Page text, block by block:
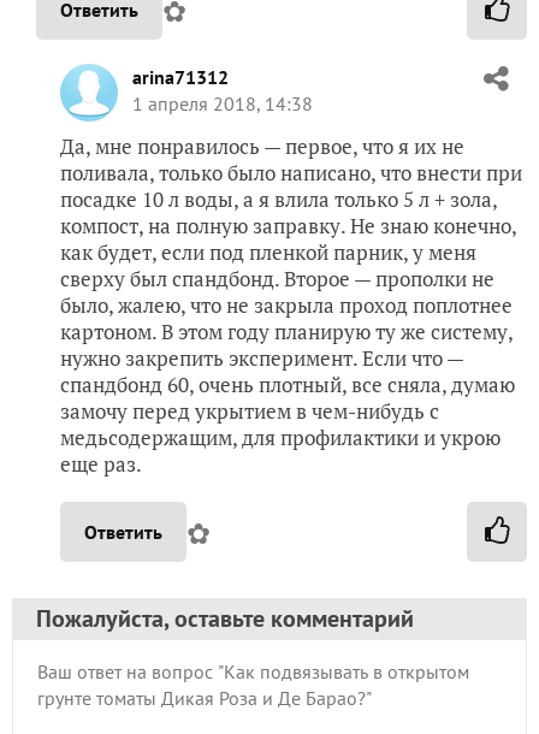
Ответить ✿
arina71312
1 апреля 2018, 14:38
Да, мне понравилось — первое, что я их не
поливала, только было написано, что внести при
посадке 10 л воды, а я влила только 5 л + зола,
компост, на полную заправку. Не знаю конечно,
как будет, если под пленкой парник, у меня
сверху был спандбонд. Второе — прополки не
было, жалею, что не закрыла проход поплотнее
картоном. В этом году планирую ту же систему,
нужно закрепить эксперимент. Если что —
спандбонд 60, очень плотный, все сняла, думаю
замочу перед укрытием в чем-нибудь с
медьсодержащим, для профилактики и укрою
еще раз.
Ответить ✿
Пожалуйста, оставьте комментарий